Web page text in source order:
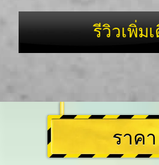
รีวิวเพิ่ม
ราคา